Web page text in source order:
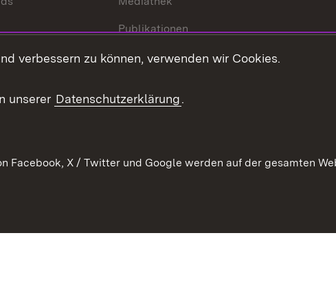
Publikationen
Stellen und Ausbildung
Verkehrsinformationen
verbessern zu können, verwenden wir Cookies.
unserer Datenschutzerklärung.
Facebook, X / Twitter und Google werden auf der gesamten